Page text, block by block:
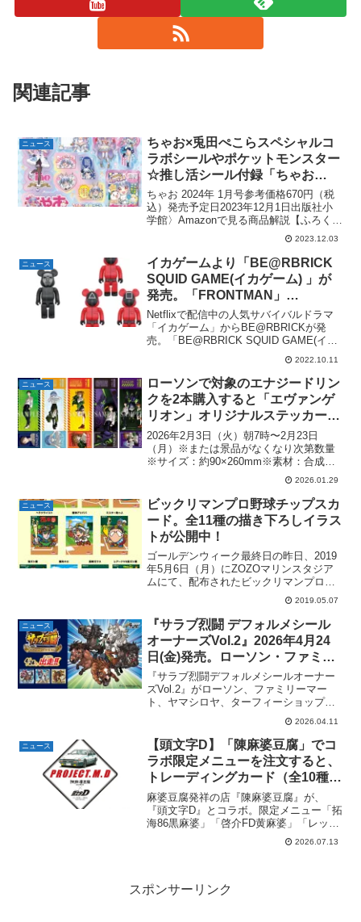
関連記事
ニュース
ちゃお×兎田ぺこらスペシャルコ
ラボシールやポケットモンスター
☆推し活シール付録「ちゃお
2024年 1月号」が発売中。
ちゃお 2024年 1月号参考価格670円（税
込）発売予定日2023年12月1日出版社小
学館〉Amazonで見る商品解説【ふろく】
Ciao2024 Happy PRISM DiaryPRISMペン
手帳に使える★HAPPY PRISMシール
ポ...
2023.12.03
ニュース
イカゲームより「BE@RBRICK
SQUID GAME(イカゲーム) 」が
発売。「FRONTMAN」
「GUARD “○/△/□” 」10月15日
(土)12時より。
Netflixで配信中の人気サバイバルドラマ
「イカゲーム」からBE@RBRICKが発
売。「BE@RBRICK SQUID GAME(イカ
ゲーム) FRONTMAN」、「SQUID
GAME(イカゲーム) GUARD “○/△/□” )」
が発...
2022.10.11
ニュース
ローソンで対象のエナジードリン
クを2本購入すると「エヴァンゲ
リオン」オリジナルステッカーが
もらえる。全5種。2月3日
(火)〜。『エヴァンゲリオン』ロ
ーソンキャンペーン
2026年2月3日（火）朝7時〜2月23日
（月）※または景品がなくなり次第数量
※サイズ：約90×260mm※素材：合成紙
対象の商品やこのほかのキャンペーンに
2026.01.29
ニュース
ビックリマンプロ野球チップスカ
ード。全11種の描き下ろしイラス
トが公開中！
ゴールデンウィーク最終日の昨日、2019
年5月6日（月）にZOZOマリンスタジア
ムにて、配布されたビックリマンプロ野
球チップスカードのイラストがビックリ
マンオフィシャルサイトにて公開されま
した！ビックリマンプロ野球チップスカ
ード 全11種描...
2019.05.07
ニュース
『サラブ烈闘 デフォルメシール
オーナーズVol.2』2026年4月24
日(金)発売。ローソン・ファミリ
ーマートほか流通限定。全45種。
『サラブ烈闘デフォルメシールオーナー
ズVol.2』がローソン、ファミリーマー
ト、ヤマシロヤ、ターフィーショップに
て、2026年4月24日(金)より発売。全44種
＋シークレット1種の全45種。デフォルメ
デザインでシールサイズは52mm。サラ
ブ...
2026.04.11
ニュース
【頭文字D】「陳麻婆豆腐」でコ
ラボ限定メニューを注文すると、
トレーディングカード（全10種）
とステッカーがもらえる。2026
年8月1日〜。
麻婆豆腐発祥の店『陳麻婆豆腐』が、
『頭文字D』とコラボ。限定メニュー「拓
海86黒麻婆」「啓介FD黄麻婆」「レッド
サンズ赤麻婆」が登場。対象メニューを
注文すると、陳麻婆豆腐と頭文字Dの特製
2026.07.13
スポンサーリンク